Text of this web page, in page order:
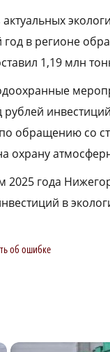
в регионе
1,19 млн
рублей
обращению со
охрану
2025 года
в
об ошибке